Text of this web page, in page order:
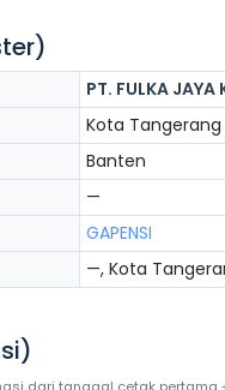
PT. FULKA JAYA
Kota Tangerang
Banten
—
GAPENSI
—, Kota